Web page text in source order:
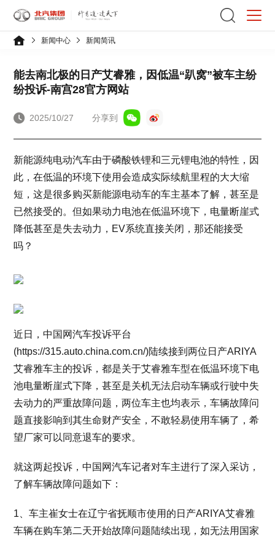
新闻中心 新闻简讯
能去南北极的日产艾睿雅，因低温“趴窝”被车主纷
纷投诉-南宫28官方网站
2025/10/27 分享到
新能源纯电动汽车由于磷酸铁锂和三元锂电池的特性，因
此，在低温的环境下使用会造成实际续航里程的大大缩
短，这是很多购买新能源电动车的车主基本了解，甚至是
已然接受的。但如果动力电池在低温环境下，电量断崖式
降低甚至是失去动力，EV系统直接关闭，那还能接受
吗？
近日，中国网汽车投诉平台
(https://315.auto.china.com.cn/)陆续接到两位日产ARIYA
艾睿雅车主的投诉，都是关于艾睿雅车型在低温环境下电
池电量断崖式下降，甚至是关机无法启动车辆或行驶中失
去动力的严重故障问题，两位车主也均表示，车辆故障问
题直接影响到其生命财产安全，不敢轻易使用车辆了，希
望厂家可以同意退车的要求。
就这两起投诉，中国网汽车记者对车主进行了深入采访，
了解车辆故障问题如下：
1、车主崔女士在辽宁省抚顺市使用的日产ARIYA艾睿雅
车辆在购车第二天开始故障问题陆续出现，如无法用国家